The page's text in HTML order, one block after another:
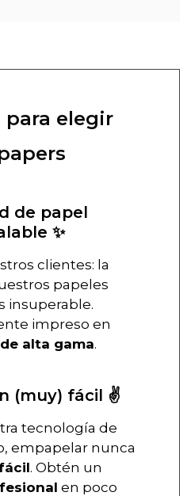
para elegir
de papel
✨
clientes: la
papeles
insuperable.
impreso en
de alta gama.
(muy) fácil ✌️
tecnología de
empapelar nunca
. Obtén un
en poco